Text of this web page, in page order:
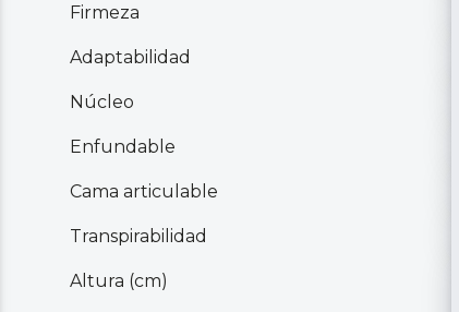
Firmeza
Adaptabilidad
Núcleo
Enfundable
Cama articulable
Transpirabilidad
Altura (cm)